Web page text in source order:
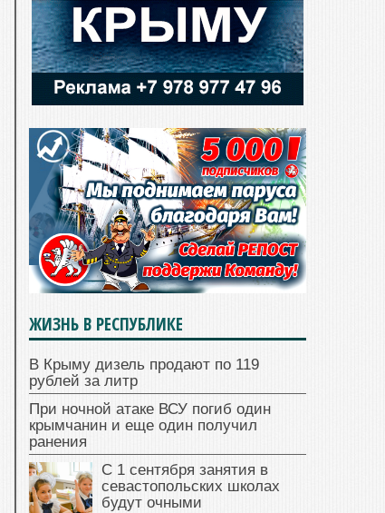
ЖИЗНЬ В РЕСПУБЛИКЕ
В Крыму дизель продают по 119
рублей за литр
При ночной атаке ВСУ погиб один
крымчанин и еще один получил
ранения
С 1 сентября занятия в
севастопольских школах
будут очными